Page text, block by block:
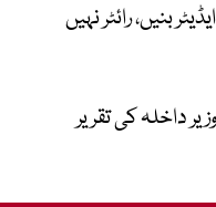
بنیں، رائٹر نہیں
داخلہ کی تقریر